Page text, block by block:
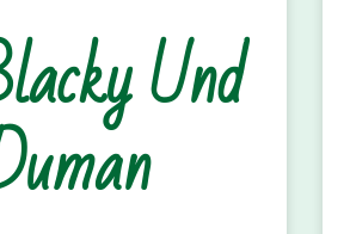
Und